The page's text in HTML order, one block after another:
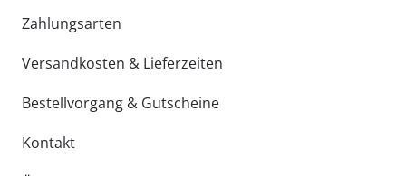
Zahlungsarten
Versandkosten & Lieferzeiten
Bestellvorgang & Gutscheine
Kontakt